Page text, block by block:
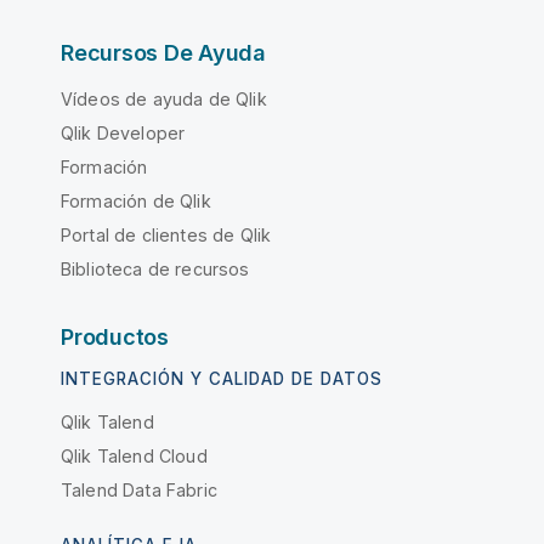
Recursos De Ayuda
Vídeos de ayuda de Qlik
Qlik Developer
Formación
Formación de Qlik
Portal de clientes de Qlik
Biblioteca de recursos
Productos
INTEGRACIÓN Y CALIDAD DE DATOS
Qlik Talend
Qlik Talend Cloud
Talend Data Fabric